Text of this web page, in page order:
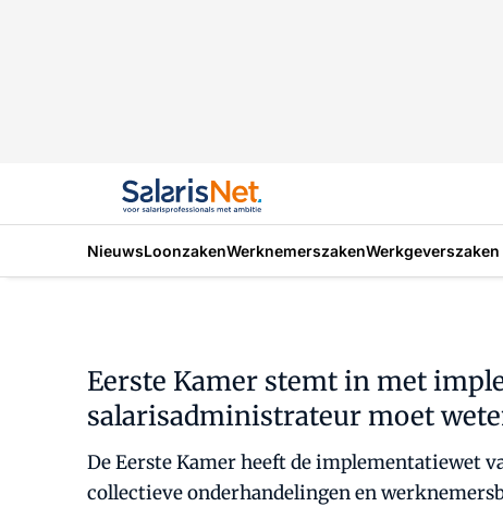
NieuwsLoonzakenWerknemerszakenWerkgeverszaken
Eerste Kamer stemt in met
salarisadministrateur moet
De Eerste Kamer heeft de implementatiewet
collectieve onderhandelingen en